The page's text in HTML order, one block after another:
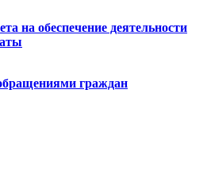
на обеспечение деятельности
граждан